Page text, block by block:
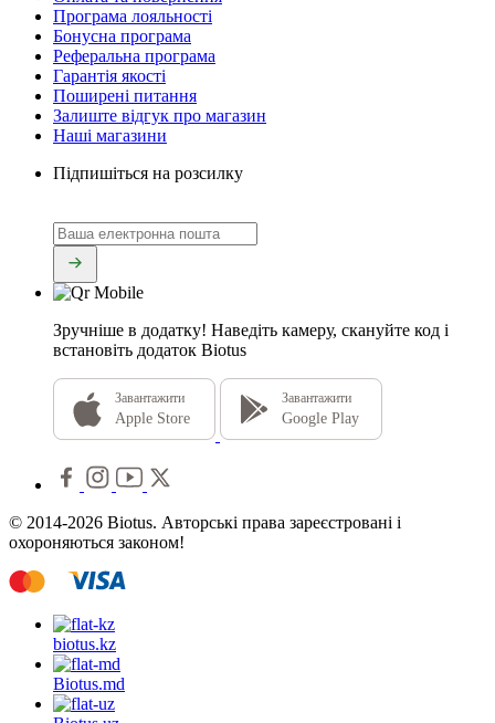
Програма лояльності
Бонусна програма
Реферальна програма
Гарантія якості
Поширені питання
Залиште відгук про магазин
Наші магазини
Підпишіться на розсилку
Зручніше в додатку! Наведіть камеру, скануйте код і
встановіть додаток Biotus
Завантажити
Apple Store
Завантажити
Google Play
© 2014-2026 Biotus. Авторські права зареєстровані і
охороняються законом!
biotus.kz
Biotus.md